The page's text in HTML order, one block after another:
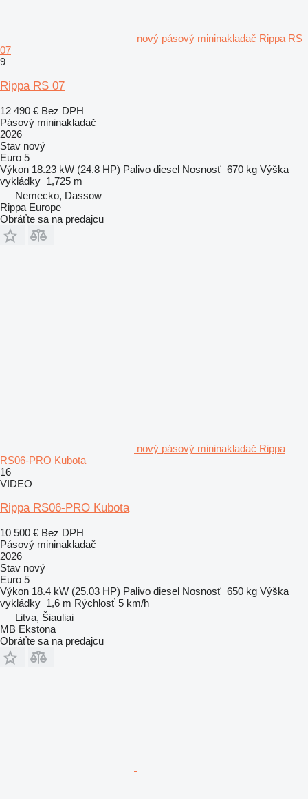
nový pásový mininakladač Rippa RS
07
9
Rippa RS 07
12 490 € Bez DPH
Pásový mininakladač
2026
Stav nový
Euro 5
Výkon 18.23 kW (24.8 HP) Palivo diesel Nosnosť 670 kg Výška
vykládky 1,725 m
Nemecko, Dassow
Rippa Europe
Obráťte sa na predajcu
nový pásový mininakladač Rippa
RS06-PRO Kubota
16
VIDEO
Rippa RS06-PRO Kubota
10 500 € Bez DPH
Pásový mininakladač
2026
Stav nový
Euro 5
Výkon 18.4 kW (25.03 HP) Palivo diesel Nosnosť 650 kg Výška
vykládky 1,6 m Rýchlosť 5 km/h
Litva, Šiauliai
MB Ekstona
Obráťte sa na predajcu